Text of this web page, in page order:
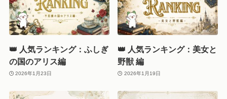
👑 人気ランキング：ふしぎ
の国のアリス編
2026年1月23日
👑 人気ランキング：美女と
野獣 編
2026年1月19日